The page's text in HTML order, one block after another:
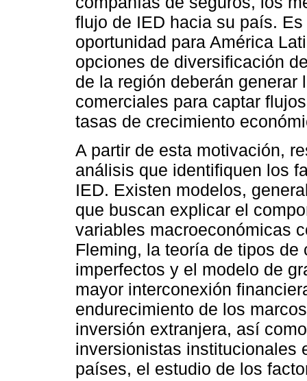
flujo de IED hacia su país.
oportunidad para América
opciones de diversificación
de la región deberán
comerciales para captar
tasas de crecimiento
A partir de esta motivación,
análisis que identifiquen los
IED. Existen modelos,
que buscan explicar el
variables macroeconómicas
Fleming, la teoría de tipos
imperfectos y el modelo de
mayor interconexión
endurecimiento de los
inversión extranjera, así
inversionistas institucionales
países, el estudio de los